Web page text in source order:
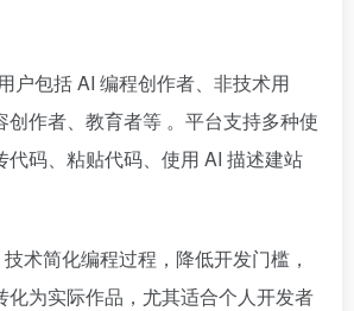
户包括 AI 编程创作者、非技术用
创作者、教育者等 。平台支持多种使
代码、粘贴代码、使用 AI 描述建站
术简化编程过程，降低开发门槛，
化为实际作品，尤其适合个人开发者